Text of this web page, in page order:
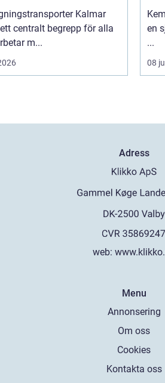
Kalmar
centralt begrepp för alla
m...
en
...
08
Adress
web:
Menu
Annonsering
Om oss
Cookies
Kontakta oss